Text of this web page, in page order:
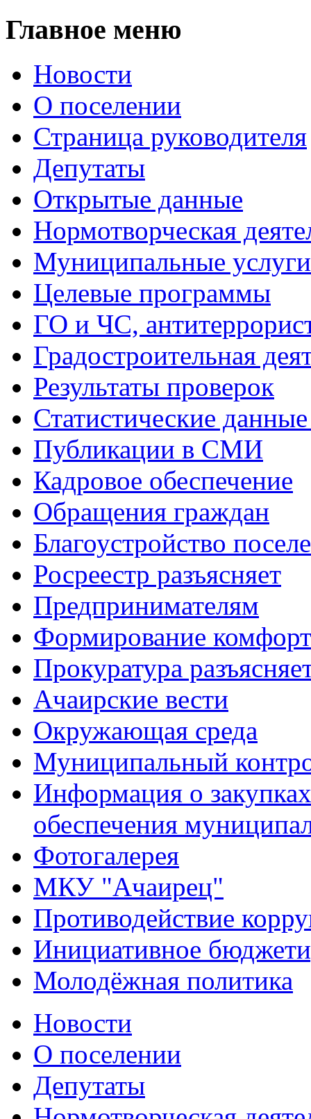
Главное меню
Новости
О поселении
Страница руководителя
Депутаты
Открытые данные
Нормотворческая
Муниципальные услуги
Целевые программы
ГО и ЧС,
Градостроительная
Результаты проверок
Статистические
Публикации в СМИ
Кадровое обеспечение
Обращения граждан
Благоустройство
Росреестр разъясняет
Предпринимателям
Формирование
Прокуратура
Ачаирские вести
Окружающая среда
Муниципальный
Информация о
обеспечения
Фотогалерея
МКУ "Ачаирец"
Противодействие
Инициативное
Молодёжная политика
Новости
О поселении
Депутаты